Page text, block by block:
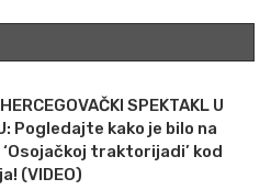
SPEKTAKL U
Pogledajte kako je bilo na
traktorijadi’ kod
(VIDEO)